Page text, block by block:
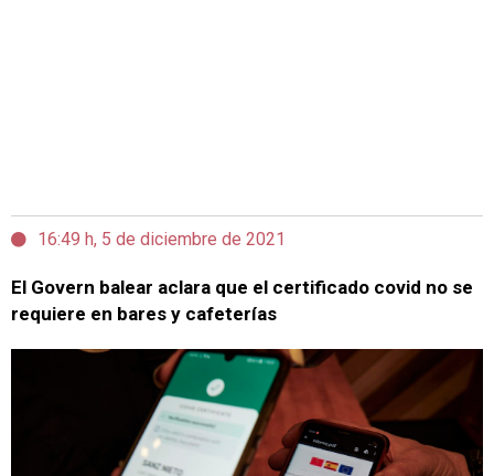
16:49 h, 5 de diciembre de 2021
El Govern balear aclara que el certificado covid no se
requiere en bares y cafeterías